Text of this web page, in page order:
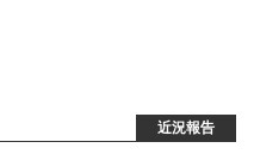
近況報告